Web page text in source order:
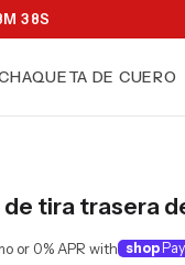
M 37S
DE CUERO
tira trasera
or 0% APR with shop Pay